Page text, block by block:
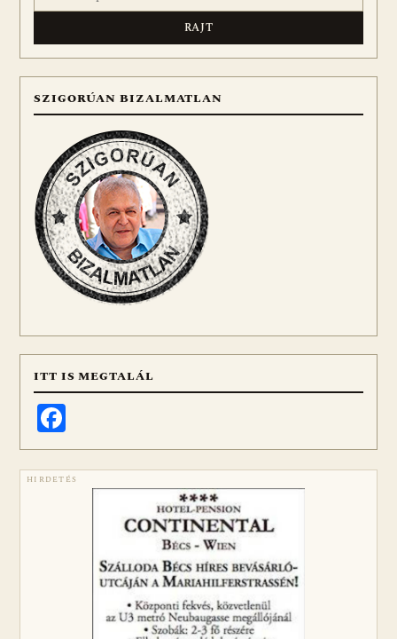
SZIGORÚAN BIZALMATLAN
ITT IS MEGTALÁL
HIRDETÉS